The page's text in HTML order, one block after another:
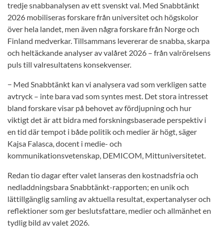
tredje snabbanalysen av ett svenskt val. Med Snabbtänkt
2026 mobiliseras forskare från universitet och högskolor
över hela landet, men även några forskare från Norge och
Finland medverkar. Tillsammans levererar de snabba, skarpa
och heltäckande analyser av valåret 2026 – från valrörelsens
puls till valresultatens konsekvenser.
− Med Snabbtänkt kan vi analysera vad som verkligen satte
avtryck – inte bara vad som syntes mest. Det stora intresset
bland forskare visar på behovet av fördjupning och hur
viktigt det är att bidra med forskningsbaserade perspektiv i
en tid där tempot i både politik och medier är högt, säger
Kajsa Falasca, docent i medie- och
kommunikationsvetenskap, DEMICOM, Mittuniversitetet.
Redan tio dagar efter valet lanseras den kostnadsfria och
nedladdningsbara Snabbtänkt-rapporten; en unik och
lättillgänglig samling av aktuella resultat, expertanalyser och
reflektioner som ger beslutsfattare, medier och allmänhet en
tydlig bild av valet 2026.